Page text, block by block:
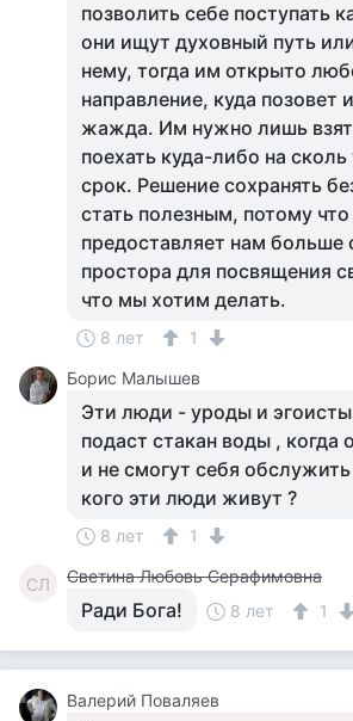
позволить себе поступать
они ищут духовный путь
нему, тогда им открыто
направление, куда позовет
жажда. Им нужно лишь
поехать куда-либо на
срок. Решение сохранять
стать полезным, потому
предоставляет нам больше
простора для посвящения
что мы хотим делать.
8 лет
1
Борис Малышев
Эти люди - уроды и
подаст стакан воды , когда
и не смогут себя
кого эти люди живут ?
8 лет 1
СЛ Светина Любовь Серафимовна
Ради Бога! 8 лет 1
Валерий Поваляев